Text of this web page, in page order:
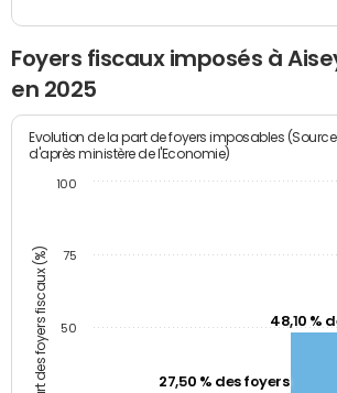
Foyers fiscaux imposés à
en 2025
Part des foyers fiscaux (%)
Evolution de la part de foyers imposables (Source
d'après ministère de l'Economie)
27,50 % des foyers
48,10 %
50
75
100